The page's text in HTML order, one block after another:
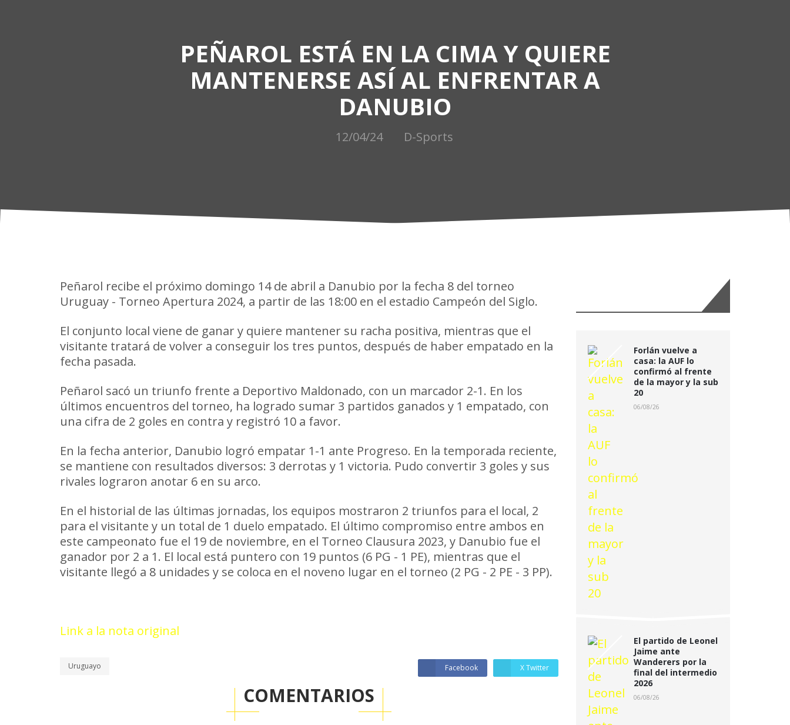
PEÑAROL ESTÁ EN LA CIMA Y QUIERE
MANTENERSE ASÍ AL ENFRENTAR A
DANUBIO
12/04/24 D-Sports
Peñarol recibe el próximo domingo 14 de abril a Danubio por la fecha 8 del torneo
Uruguay - Torneo Apertura 2024, a partir de las 18:00 en el estadio Campeón del Siglo.
El conjunto local viene de ganar y quiere mantener su racha positiva, mientras que el
visitante tratará de volver a conseguir los tres puntos, después de haber empatado en la
fecha pasada.
Peñarol sacó un triunfo frente a Deportivo Maldonado, con un marcador 2-1. En los
últimos encuentros del torneo, ha logrado sumar 3 partidos ganados y 1 empatado, con
una cifra de 2 goles en contra y registró 10 a favor.
En la fecha anterior, Danubio logró empatar 1-1 ante Progreso. En la temporada reciente,
se mantiene con resultados diversos: 3 derrotas y 1 victoria. Pudo convertir 3 goles y sus
rivales lograron anotar 6 en su arco.
En el historial de las últimas jornadas, los equipos mostraron 2 triunfos para el local, 2
para el visitante y un total de 1 duelo empatado. El último compromiso entre ambos en
este campeonato fue el 19 de noviembre, en el Torneo Clausura 2023, y Danubio fue el
ganador por 2 a 1. El local está puntero con 19 puntos (6 PG - 1 PE), mientras que el
visitante llegó a 8 unidades y se coloca en el noveno lugar en el torneo (2 PG - 2 PE - 3 PP).
Link a la nota original
Uruguayo Facebook X Twitter
COMENTARIOS
Forlán vuelve a
casa: la AUF lo
confirmó al frente
de la mayor y la sub
20
06/08/26
El partido de Leonel
Jaime ante
Wanderers por la
final del intermedio
2026
06/08/26